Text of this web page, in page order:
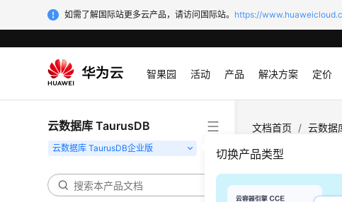
如需了解国际站更多云产品，请访问国际站。 https://
智果园 活动 产品 解决方案 定价
云数据库 TaurusDB
切换产品类型
服务公告
计费说明
快速入门
用户指南
文档首页 / 云数据
开启本